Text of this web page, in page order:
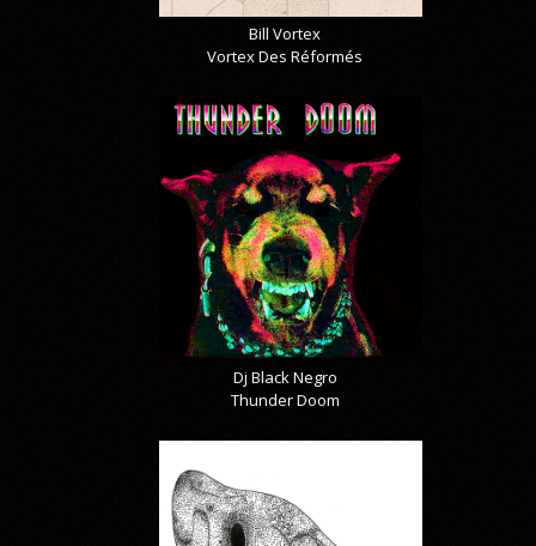
Bill Vortex
Vortex Des Réformés
Dj Black Negro
Thunder Doom